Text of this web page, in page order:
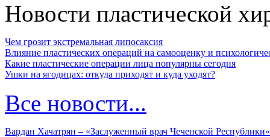
Новости пластической
Чем грозит экстремальная липосаксия
Влияние пластических операций на самооценку и
Какие пластические операции лица популярны сегодня
Ушки на ягодицах: откуда приходят и куда уходят?
Все новости...
Вардан Хачатрян – «Заслуженный врач Чеченской Республики»